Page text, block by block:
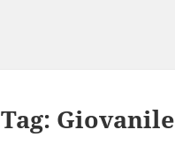
Tag: Giovanile